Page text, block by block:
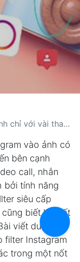
với vài thao tác
vào ảnh có
bên cạnh
call, nhắn
bởi tính năng
siêu cấp
cũng biết hết tất
viết dưới đây
filter Instagram
trong một nốt